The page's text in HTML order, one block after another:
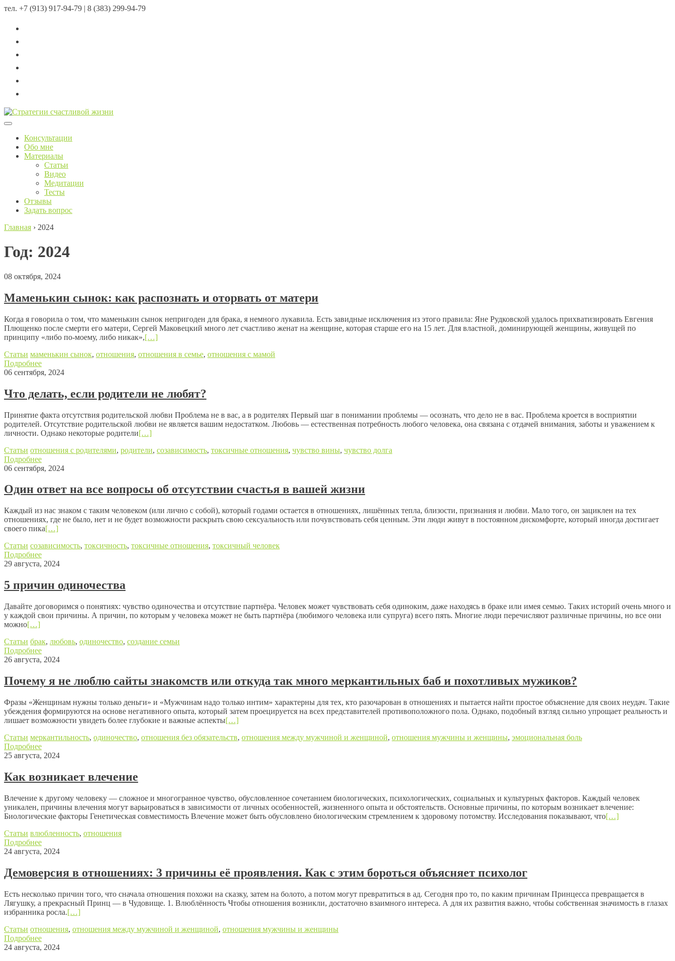
тел. +7 (913) 917-94-79 | 8 (383) 299-94-79
Menu
Консультации
Обо мне
Материалы
Статьи
Видео
Медитации
Тесты
Отзывы
Задать вопрос
Главная › 2024
Год: 2024
08 октября, 2024
Маменькин сынок: как распознать и оторвать от матери
Когда я говорила о том, что маменькин сынок непригоден для брака, я немного лукавила. Есть завидные исключения из этого правила: Яне Рудковской удалось прихватизировать Евгения
Плющенко после смерти его матери, Сергей Маковецкий много лет счастливо женат на женщине, которая старше его на 15 лет. Для властной, доминирующей женщины, живущей по
принципу «либо по-моему, либо никак»,[…]
Статьи маменькин сынок, отношения, отношения в семье, отношения с мамой
Подробнее
06 сентября, 2024
Что делать, если родители не любят?
Принятие факта отсутствия родительской любви Проблема не в вас, а в родителях Первый шаг в понимании проблемы — осознать, что дело не в вас. Проблема кроется в восприятии
родителей. Отсутствие родительской любви не является вашим недостатком. Любовь — естественная потребность любого человека, она связана с отдачей внимания, заботы и уважением к
личности. Однако некоторые родители[…]
Статьи отношения с родителями, родители, созависимость, токсичные отношения, чувство вины, чувство долга
Подробнее
06 сентября, 2024
Один ответ на все вопросы об отсутствии счастья в вашей жизни
Каждый из нас знаком с таким человеком (или лично с собой), который годами остается в отношениях, лишённых тепла, близости, признания и любви. Мало того, он зациклен на тех
отношениях, где не было, нет и не будет возможности раскрыть свою сексуальность или почувствовать себя ценным. Эти люди живут в постоянном дискомфорте, который иногда достигает
своего пика[…]
Статьи созависимость, токсичность, токсичные отношения, токсичный человек
Подробнее
29 августа, 2024
5 причин одиночества
Давайте договоримся о понятиях: чувство одиночества и отсутствие партнёра. Человек может чувствовать себя одиноким, даже находясь в браке или имея семью. Таких историй очень много и
у каждой свои причины. А причин, по которым у человека может не быть партнёра (любимого человека или супруга) всего пять. Многие люди перечисляют различные причины, но все они
можно[…]
Статьи брак, любовь, одиночество, создание семьи
Подробнее
26 августа, 2024
Почему я не люблю сайты знакомств или откуда так много меркантильных баб и похотливых мужиков?
Фразы «Женщинам нужны только деньги» и «Мужчинам надо только интим» характерны для тех, кто разочарован в отношениях и пытается найти простое объяснение для своих неудач. Такие
убеждения формируются на основе негативного опыта, который затем проецируется на всех представителей противоположного пола. Однако, подобный взгляд сильно упрощает реальность и
лишает возможности увидеть более глубокие и важные аспекты[…]
Статьи меркантильность, одиночество, отношения без обязательств, отношения между мужчиной и женщиной, отношения мужчины и женщины, эмоциональная боль
Подробнее
25 августа, 2024
Как возникает влечение
Влечение к другому человеку — сложное и многогранное чувство, обусловленное сочетанием биологических, психологических, социальных и культурных факторов. Каждый человек
уникален, причины влечения могут варьироваться в зависимости от личных особенностей, жизненного опыта и обстоятельств. Основные причины, по которым возникает влечение:
Биологические факторы Генетическая совместимость Влечение может быть обусловлено биологическим стремлением к здоровому потомству. Исследования показывают, что[…]
Статьи влюбленность, отношения
Подробнее
24 августа, 2024
Демоверсия в отношениях: 3 причины её проявления. Как с этим бороться объясняет психолог
Есть несколько причин того, что сначала отношения похожи на сказку, затем на болото, а потом могут превратиться в ад. Сегодня про то, по каким причинам Принцесса превращается в
Лягушку, а прекрасный Принц — в Чудовище. 1. Влюблённость Чтобы отношения возникли, достаточно взаимного интереса. А для их развития важно, чтобы собственная значимость в глазах
избранника росла.[…]
Статьи отношения, отношения между мужчиной и женщиной, отношения мужчины и женщины
Подробнее
24 августа, 2024